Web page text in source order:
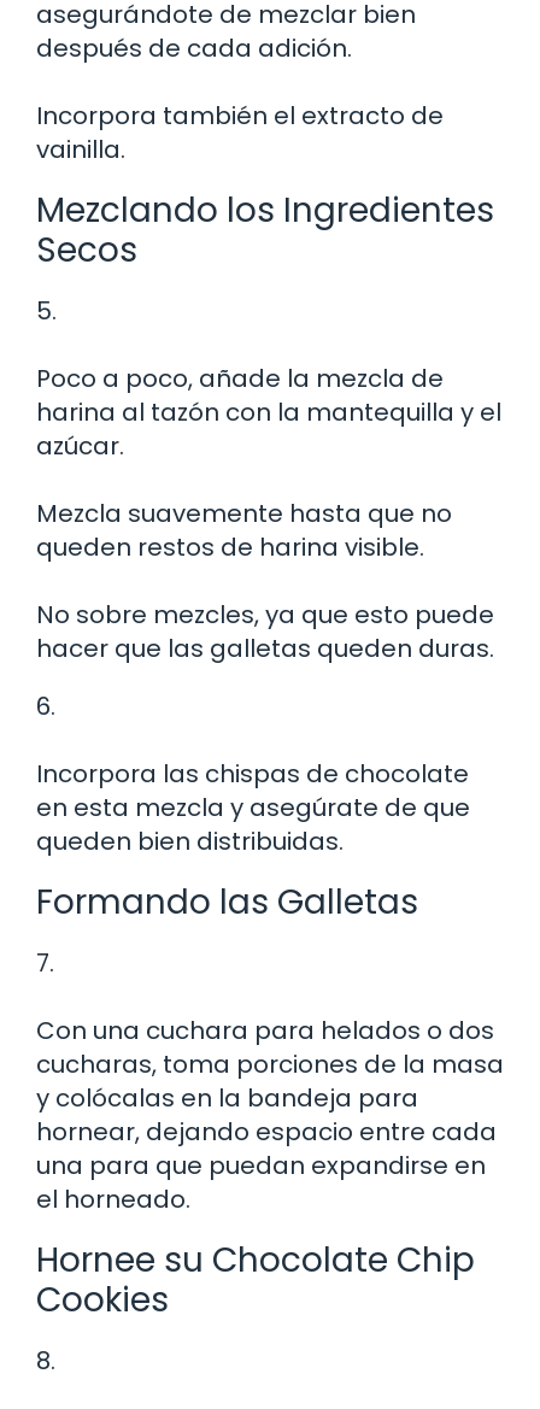
asegurándote de mezclar bien
después de cada adición.
Incorpora también el extracto de
vainilla.
Mezclando los Ingredientes
Secos
5.
Poco a poco, añade la mezcla de
harina al tazón con la mantequilla y el
azúcar.
Mezcla suavemente hasta que no
queden restos de harina visible.
No sobre mezcles, ya que esto puede
hacer que las galletas queden duras.
6.
Incorpora las chispas de chocolate
en esta mezcla y asegúrate de que
queden bien distribuidas.
Formando las Galletas
7.
Con una cuchara para helados o dos
cucharas, toma porciones de la masa
y colócalas en la bandeja para
hornear, dejando espacio entre cada
una para que puedan expandirse en
el horneado.
Hornee su Chocolate Chip
Cookies
8.